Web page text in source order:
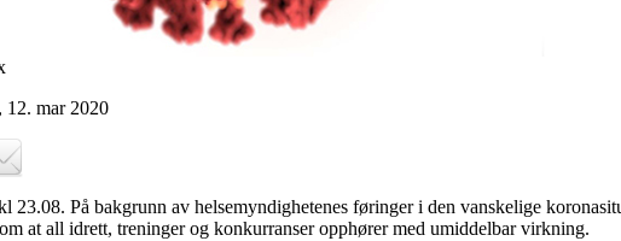
12. mar 2020
23.08. På bakgrunn av helsemyndighetenes føringer i den vanskelige
at all idrett, treninger og konkurranser opphører med umiddelbar virkning.